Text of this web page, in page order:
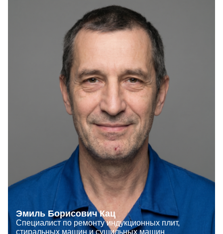
Эмиль Борисович Кац
Специалист по ремонту индукционных плит,
стиральных машин и сушильных машин